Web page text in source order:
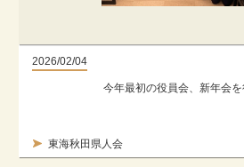
2026/02/04
東海秋田県人会
今年最初の役員会、新年会